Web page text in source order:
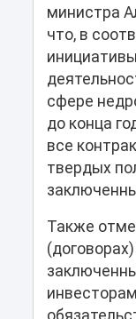
министра
что, в
сфере
до конца
все
твердых
Также